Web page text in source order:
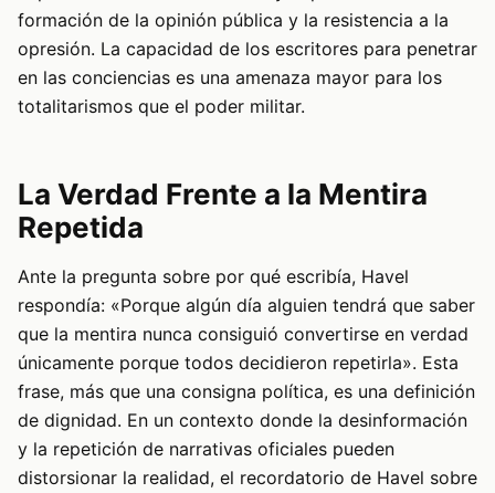
formación de la opinión pública y la resistencia a la
opresión. La capacidad de los escritores para penetrar
en las conciencias es una amenaza mayor para los
totalitarismos que el poder militar.
La Verdad Frente a la Mentira
Repetida
Ante la pregunta sobre por qué escribía, Havel
respondía: «Porque algún día alguien tendrá que saber
que la mentira nunca consiguió convertirse en verdad
únicamente porque todos decidieron repetirla». Esta
frase, más que una consigna política, es una definición
de dignidad. En un contexto donde la desinformación
y la repetición de narrativas oficiales pueden
distorsionar la realidad, el recordatorio de Havel sobre